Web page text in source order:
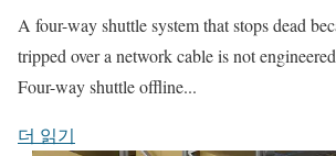
A four-way shuttle system that stops dead
tripped over a network cable is not
Four-way shuttle offline...
더 읽기